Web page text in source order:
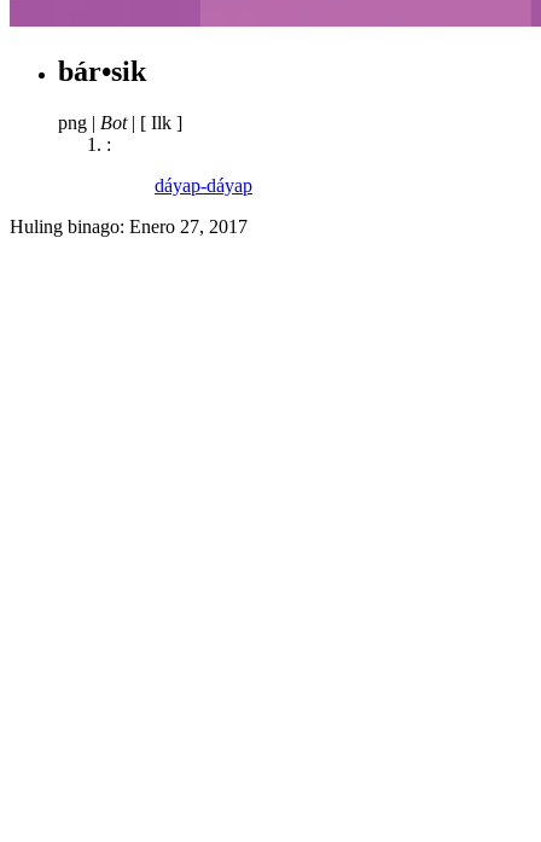
bár•sik
png | Bot | [ Ilk ]
:
dáyap-dáyap
Huling binago: Enero 27, 2017